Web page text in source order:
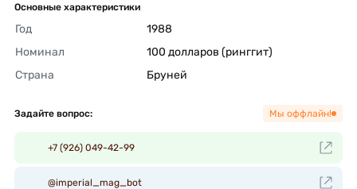
Основные характеристики
Год
1988
Номинал
100 долларов (ринггит)
Страна
Бруней
Задайте вопрос: Мы оффлайн!
+7 (926) 049-42-99
@imperial_mag_bot